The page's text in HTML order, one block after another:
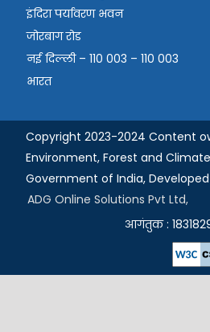
इंदिरा पर्यावरण भवन
जोरबाग रोड
नई दिल्ली – 110 003 – 110 003
भारत
Copyright 2023-2024 Content
Environment, Forest and
Government of India,
ADG Online Solutions Pvt Ltd,
आगंतुक :